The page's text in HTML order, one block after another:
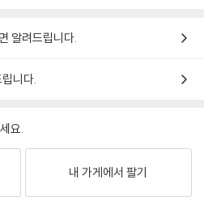
알려드립니다.
니다.
요.
내 가게에서 팔기